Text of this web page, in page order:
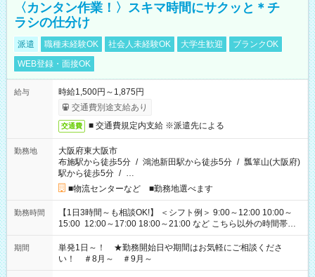
〈カンタン作業！〉スキマ時間にサクッと＊チ
ラシの仕分け
派遣 職種未経験OK 社会人未経験OK 大学生歓迎
ブランクOK
WEB登録・面接OK
給与
時給1,500円～1,875円
交通費別途支給あり
交通費 ■ 交通費規定内支給 ※派遣先による
勤務地
大阪府東大阪市
布施駅から徒歩5分 / 鴻池新田駅から徒歩5分 / 瓢箪山(大阪府)
駅から徒歩5分 / …
■物流センターなど ■勤務地選べます
勤務時間
【1日3時間～も相談OK!】 ＜シフト例＞ 9:00～12:00 10:00～
15:00 12:00～17:00 18:00～21:00 など こちら以外の時間帯も
お気軽にご相談ください！
期間
単発1日～！ ★勤務開始日や期間はお気軽にご相談くださ
い！ ＃8月～ ＃9月～